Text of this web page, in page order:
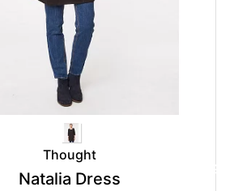
Thought
Natalia Dress
-35%